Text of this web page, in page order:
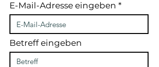
E-Mail-Adresse eingeben
Betreff eingeben